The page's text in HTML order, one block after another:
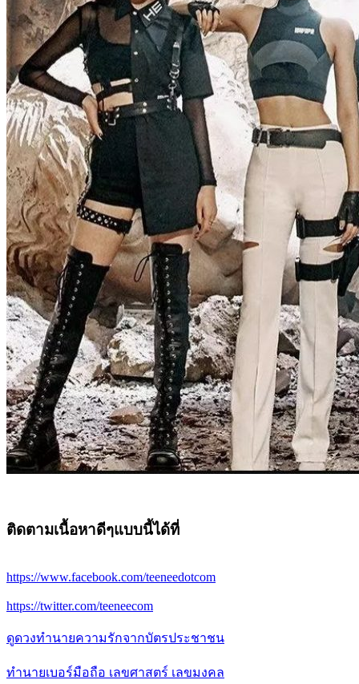
ติดตามเนื้อหาดีๆแบบนี้ได้ที่
https://www.facebook.com/teeneedotcom
https://twitter.com/teeneecom
ดูดวงทำนายความรักจากบัตรประชาชน
ทำนายเบอร์มือถือ เลขศาสตร์ เลขมงคล